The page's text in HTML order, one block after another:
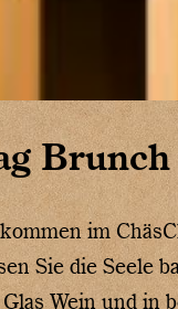
Brunch
im
Sie die Seele
Wein und in